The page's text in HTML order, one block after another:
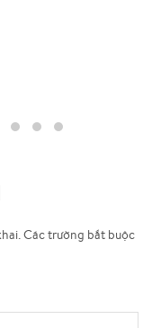
Các trường bắt buộc